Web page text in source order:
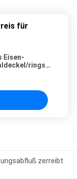
für
Eisen-
ringsum
zerreibt